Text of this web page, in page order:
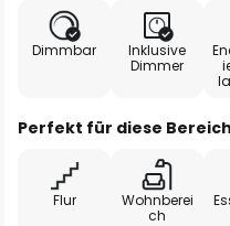
Dimmbar
Inklusive
Dimmer
Perfekt für diese
Flur
Wohnberei
ch